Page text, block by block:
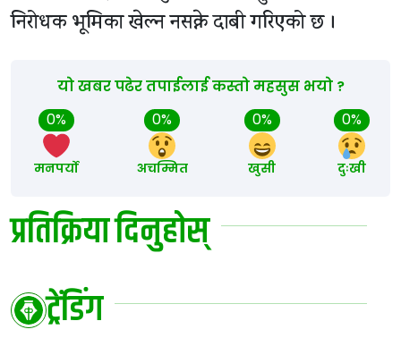
निरोधक भूमिका खेल्न नसक्ने दाबी गरिएको छ ।
यो खबर पढेर तपाईलाई कस्तो महसुस भयो ?
0%
मनपर्यो
0%
अचम्मित
0%
खुसी
0%
दुःखी
प्रतिक्रिया दिनुहोस्
ट्रेंडिंग